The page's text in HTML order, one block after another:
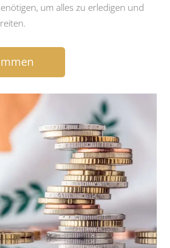
um alles zu erledigen und